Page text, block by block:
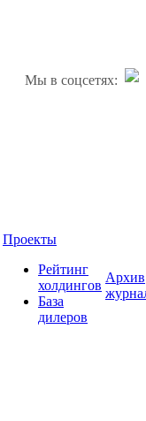
Мы в соцсетях:
Проекты
Рейтинг
холдингов
База
дилеров
Архив